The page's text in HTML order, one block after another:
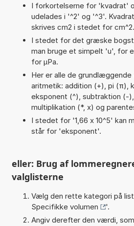
I forkortelserne for 'kvadrat'
udelades i '^2' og '^3'.
skrives cm2 i stedet for cm^2.
I stedet for det græske
man bruge et simpelt 'u', for
for µPa.
Her er alle de
aritmetik: addition (+), pi (π),
eksponent (^), subtraktion (-),
multiplikation (*, x) og
I stedet for '1,66 x 10^5' kan
står for 'eksponent'.
eller: Brug af
valglisterne
Vælg den rette kategori på
Specifikke volumen
'.
Angiv derefter den værdi,